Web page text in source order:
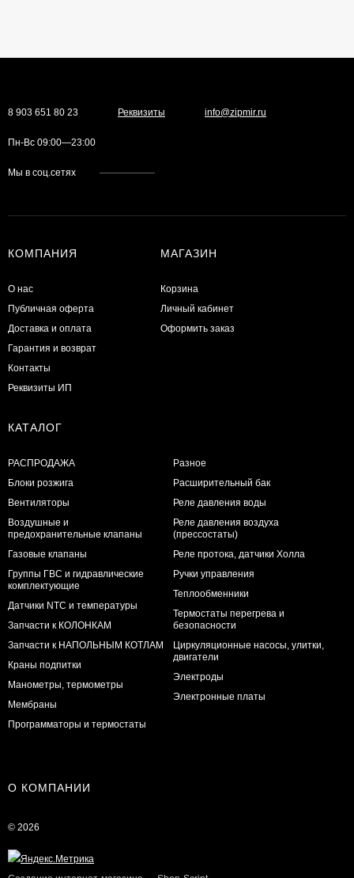
8 903 651 80 23 Реквизиты info@zipmir.ru
Пн-Вс 09:00—23:00
Мы в соц.сетях
КОМПАНИЯ
О нас
Публичная оферта
Доставка и оплата
Гарантия и возврат
Контакты
Реквизиты ИП
МАГАЗИН
Корзина
Личный кабинет
Оформить заказ
КАТАЛОГ
РАСПРОДАЖА
Блоки розжига
Вентиляторы
Воздушные и
предохранительные клапаны
Газовые клапаны
Группы ГВС и гидравлические
комплектующие
Датчики NTC и температуры
Запчасти к КОЛОНКАМ
Запчасти к НАПОЛЬНЫМ КОТЛАМ
Краны подпитки
Манометры, термометры
Мембраны
Программаторы и термостаты
Разное
Расширительный бак
Реле давления воды
Реле давления воздуха
(прессостаты)
Реле протока, датчики Холла
Ручки управления
Теплообменники
Термостаты перегрева и
безопасности
Циркуляционные насосы, улитки,
двигатели
Электроды
Электронные платы
О КОМПАНИИ
© 2026